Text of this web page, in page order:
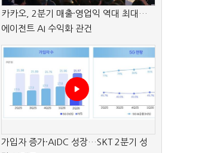
카카오, 2분기 매출·영업익 역대 최대…
에이전트 AI 수익화 관건
가입자 증가·AIDC 성장…SKT 2분기 성